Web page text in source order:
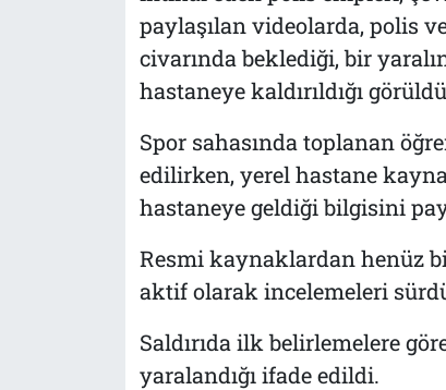
paylaşılan videolarda, polis
civarında beklediği, bir
hastaneye kaldırıldığı
Spor sahasında toplanan
edilirken, yerel hastane
hastaneye geldiği bilgisini
Resmi kaynaklardan henüz
aktif olarak incelemeleri
Saldırıda ilk belirlemelere
yaralandığı ifade edildi.